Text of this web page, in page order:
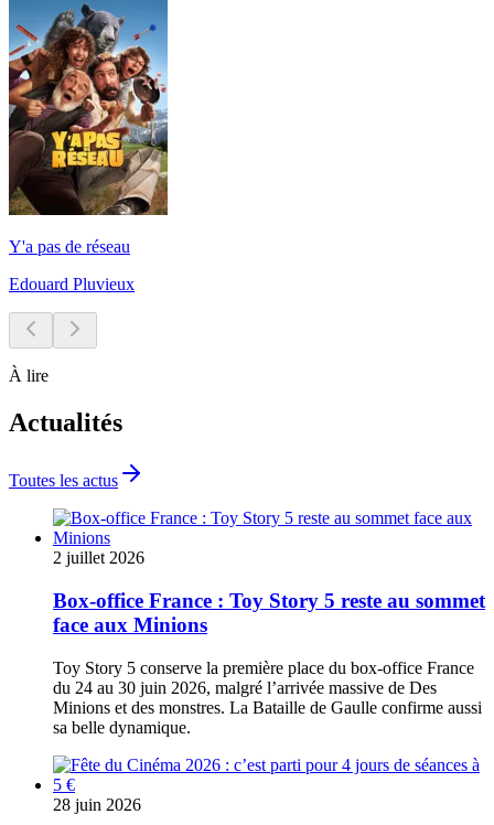
Y'a pas de réseau
Edouard Pluvieux
À lire
Actualités
Toutes les actus
2 juillet 2026
Box-office France : Toy Story 5 reste au sommet
face aux Minions
Toy Story 5 conserve la première place du box-office France
du 24 au 30 juin 2026, malgré l’arrivée massive de Des
Minions et des monstres. La Bataille de Gaulle confirme aussi
sa belle dynamique.
28 juin 2026